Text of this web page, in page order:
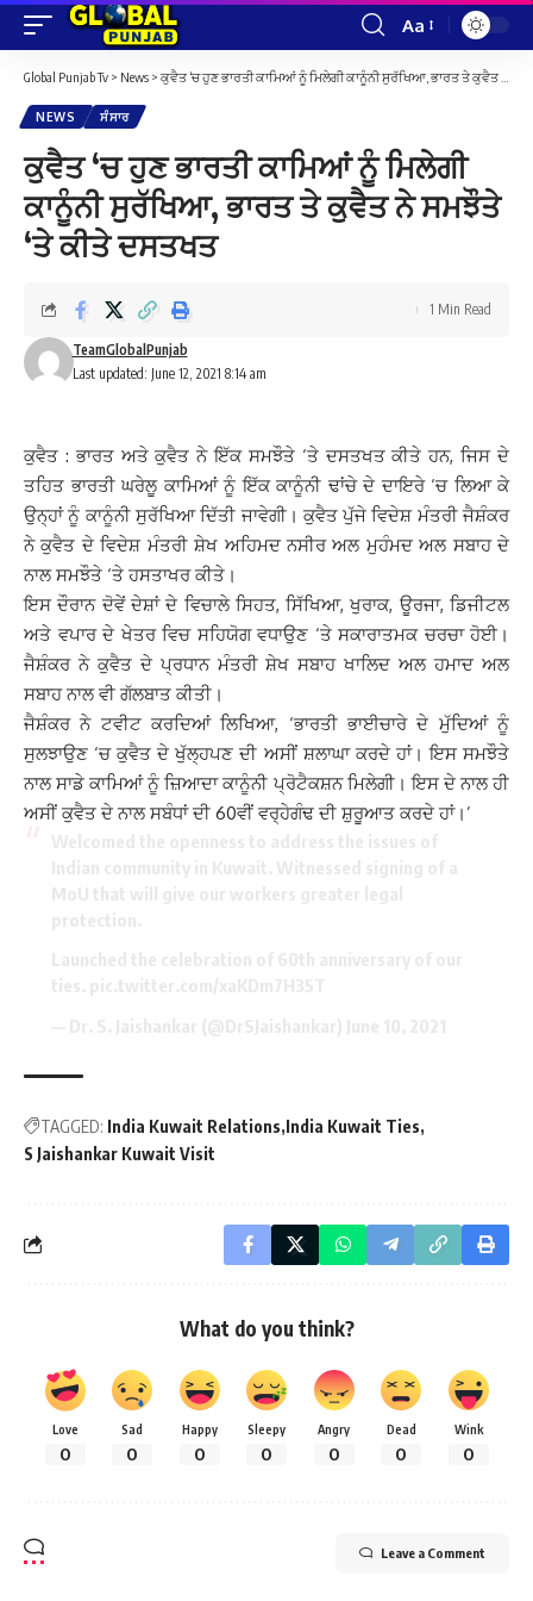
Font
Resizer
Aa
Global Punjab Tv > News > ਕੁਵੈਤ ‘ਚ ਹੁਣ ਭਾਰਤੀ ਕਾਮਿਆਂ ਨੂੰ ਮਿਲੇਗੀ ਕਾਨੂੰਨੀ ਸੁਰੱਖਿਆ, ਭਾਰਤ ਤੇ ਕੁਵੈਤ ਨੇ ਸਮਝੌਤੇ ‘ਤੇ ਕੀਤੇ ਦਸਤਖਤ
NEWS ਸੰਸਾਰ
ਕੁਵੈਤ ‘ਚ ਹੁਣ ਭਾਰਤੀ ਕਾਮਿਆਂ ਨੂੰ ਮਿਲੇਗੀ
ਕਾਨੂੰਨੀ ਸੁਰੱਖਿਆ, ਭਾਰਤ ਤੇ ਕੁਵੈਤ ਨੇ ਸਮਝੌਤੇ
‘ਤੇ ਕੀਤੇ ਦਸਤਖਤ
Last updated: June 12, 2021 8:14 am
TeamGlobalPunjab
1 Min Read
ਕੁਵੈਤ : ਭਾਰਤ ਅਤੇ ਕੁਵੈਤ ਨੇ ਇੱਕ ਸਮਝੌਤੇ ‘ਤੇ ਦਸਤਖਤ ਕੀਤੇ ਹਨ, ਜਿਸ ਦੇ
ਤਹਿਤ ਭਾਰਤੀ ਘਰੇਲੂ ਕਾਮਿਆਂ ਨੂੰ ਇੱਕ ਕਾਨੂੰਨੀ ਢਾਂਚੇ ਦੇ ਦਾਇਰੇ ‘ਚ ਲਿਆ ਕੇ
ਉਨ੍ਹਾਂ ਨੂੰ ਕਾਨੂੰਨੀ ਸੁਰੱਖਿਆ ਦਿੱਤੀ ਜਾਵੇਗੀ। ਕੁਵੈਤ ਪੁੱਜੇ ਵਿਦੇਸ਼ ਮੰਤਰੀ ਜੈਸ਼ੰਕਰ
ਨੇ ਕੁਵੈਤ ਦੇ ਵਿਦੇਸ਼ ਮੰਤਰੀ ਸ਼ੇਖ ਅਹਿਮਦ ਨਸੀਰ ਅਲ ਮੁਹੰਮਦ ਅਲ ਸਬਾਹ ਦੇ
ਨਾਲ ਸਮਝੌਤੇ ‘ਤੇ ਹਸਤਾਖਰ ਕੀਤੇ।
ਇਸ ਦੌਰਾਨ ਦੋਵੇਂ ਦੇਸ਼ਾਂ ਦੇ ਵਿਚਾਲੇ ਸਿਹਤ, ਸਿੱਖਿਆ, ਖੁਰਾਕ, ਊਰਜਾ, ਡਿਜੀਟਲ
ਅਤੇ ਵਪਾਰ ਦੇ ਖੇਤਰ ਵਿਚ ਸਹਿਯੋਗ ਵਧਾਉਣ ‘ਤੇ ਸਕਾਰਾਤਮਕ ਚਰਚਾ ਹੋਈ।
ਜੈਸ਼ੰਕਰ ਨੇ ਕੁਵੈਤ ਦੇ ਪ੍ਰਧਾਨ ਮੰਤਰੀ ਸ਼ੇਖ ਸਬਾਹ ਖਾਲਿਦ ਅਲ ਹਮਾਦ ਅਲ
ਸਬਾਹ ਨਾਲ ਵੀ ਗੱਲਬਾਤ ਕੀਤੀ।
ਜੈਸ਼ੰਕਰ ਨੇ ਟਵੀਟ ਕਰਦਿਆਂ ਲਿਖਿਆ, ‘ਭਾਰਤੀ ਭਾਈਚਾਰੇ ਦੇ ਮੁੱਦਿਆਂ ਨੂੰ
ਸੁਲਝਾਉਣ ‘ਚ ਕੁਵੈਤ ਦੇ ਖੁੱਲ੍ਹਪਣ ਦੀ ਅਸੀਂ ਸ਼ਲਾਘਾ ਕਰਦੇ ਹਾਂ। ਇਸ ਸਮਝੌਤੇ
ਨਾਲ ਸਾਡੇ ਕਾਮਿਆਂ ਨੂੰ ਜ਼ਿਆਦਾ ਕਾਨੂੰਨੀ ਪ੍ਰੋਟੈਕਸ਼ਨ ਮਿਲੇਗੀ। ਇਸ ਦੇ ਨਾਲ ਹੀ
ਅਸੀਂ ਕੁਵੈਤ ਦੇ ਨਾਲ ਸਬੰਧਾਂ ਦੀ 60ਵੀਂ ਵਰ੍ਹੇਗੰਢ ਦੀ ਸ਼ੁਰੂਆਤ ਕਰਦੇ ਹਾਂ।’
TAGGED: India Kuwait Relations India Kuwait Ties
S Jaishankar Kuwait Visit
What do you think?
Love
0
Sad
0
Happy
0
Sleepy
0
Angry
0
Dead
0
Wink
0
Leave a Comment